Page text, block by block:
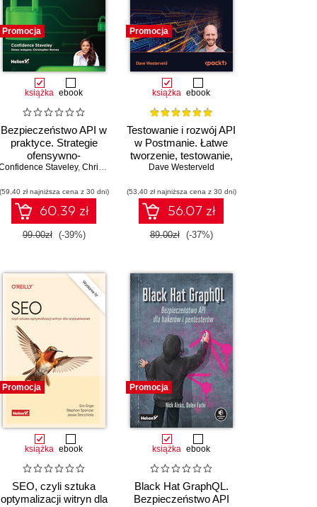
Promocja
książka ebook
Bezpieczeństwo API w
praktyce. Strategie
ofensywno-
defensywne, testy
bezpieczna
implementacja
interfejsów API
Staveley, Christopher Romeo
(59,40 zł najniższa cena z 30 dni)
60.39 zł
99.00zł (-39%)
Promocja
książka ebook
Testowanie i rozwój API
w Postmanie. Łatwe
tworzenie, testowanie,
debugowanie i
Wydanie II
Dave Westerveld
(53,40 zł najniższa cena z 30 dni)
56.07 zł
89.00zł (-37%)
Promocja
książka ebook
SEO, czyli sztuka
optymalizacji witryn dla
Promocja
książka ebook
Black Hat GraphQL.
Bezpieczeństwo API